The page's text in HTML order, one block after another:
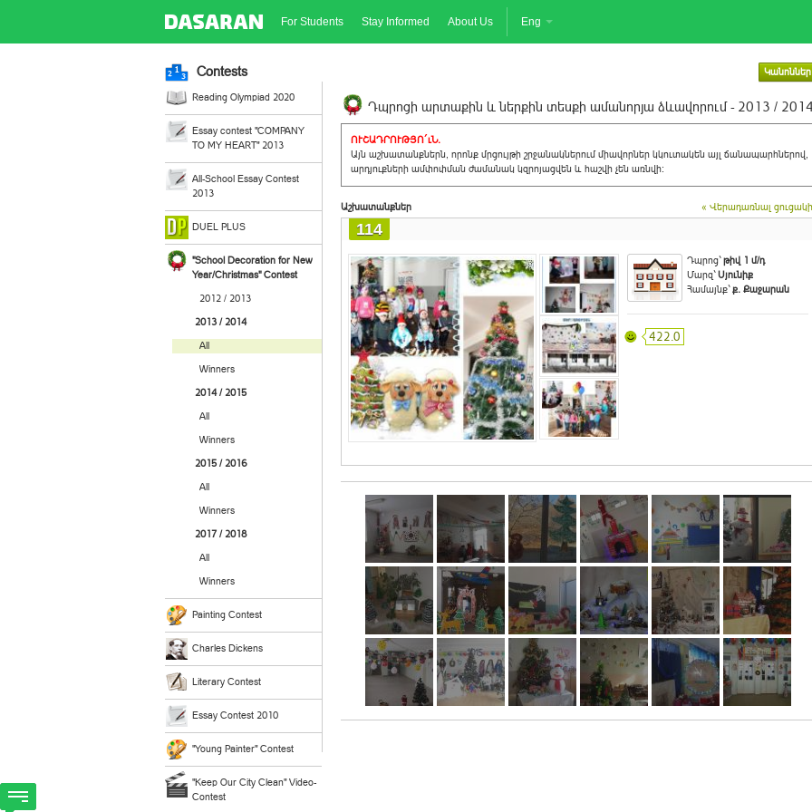
For Students Stay Informed About Us Eng
Contests Կանոններ
Reading Olympiad 2020
Essay contest "COMPANY
TO MY HEART" 2013
All-School Essay Contest
2013
DUEL PLUS
"School Decoration for New
Year/Christmas" Contest
2012 / 2013
2013 / 2014
All
Winners
2014 / 2015
All
Winners
2015 / 2016
All
Winners
2017 / 2018
All
Winners
Painting Contest
Charles Dickens
Literary Contest
Essay Contest 2010
"Young Painter" Contest
"Keep Our City Clean" Video-
Contest
Դպրոցի արտաքին և ներքին տեսքի ամանորյա ձևավորում - 2013 / 2014
ՈՒՇԱԴՐՈՒԹՅՈ´ւՆ.
Այն աշխատանքներն, որոնք մրցույթի շրջանակներում միավորներ կկուտակեն այլ ճանապարհներով,
արդյուքների ամփոփման ժամանակ կզրոյացվեն և հաշվի չեն առնվի:
Աշխատանքներ « Վերադառնալ
114
Դպրոց`թիվ 1 մ/դ
Մարզ`Սյունիք
Համայնք`ք. Քաջարան
422.0